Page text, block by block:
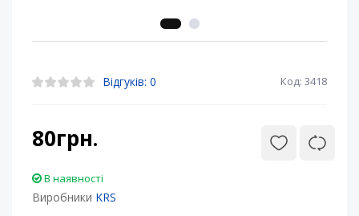
Відгуків: 0 Код: 3418
80грн.
В наявності
Виробники KRS